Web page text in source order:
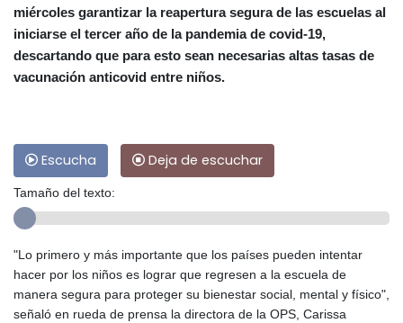
miércoles garantizar la reapertura segura de las escuelas al
iniciarse el tercer año de la pandemia de covid-19,
descartando que para esto sean necesarias altas tasas de
vacunación anticovid entre niños.
Escucha Deja de escuchar
Tamaño del texto:
"Lo primero y más importante que los países pueden intentar
hacer por los niños es lograr que regresen a la escuela de
manera segura para proteger su bienestar social, mental y físico",
señaló en rueda de prensa la directora de la OPS, Carissa